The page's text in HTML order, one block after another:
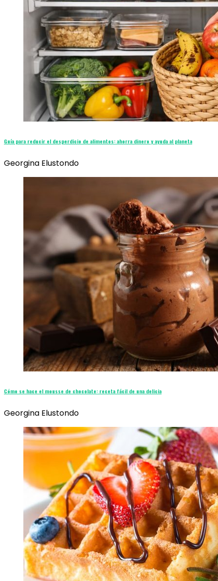
Guía para reducir el desperdicio de alimentos: ahorra dinero y ayuda al planeta
Georgina Elustondo
Cómo se hace el mousse de chocolate: receta fácil de una delicia
Georgina Elustondo